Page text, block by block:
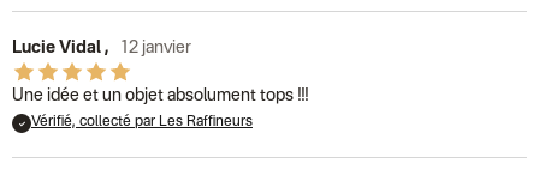
Lucie Vidal , 12 janvier
Une idée et un objet absolument tops !!!
Vérifié, collecté par Les Raffineurs